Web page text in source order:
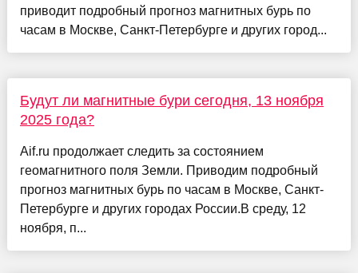
приводит подробный прогноз магнитных бурь по
часам в Москве, Санкт-Петербурге и других город...
Будут ли магнитные бури сегодня, 13 ноября
2025 года?
Aif.ru продолжает следить за состоянием
геомагнитного поля Земли. Приводим подробный
прогноз магнитных бурь по часам в Москве, Санкт-
Петербурге и других городах России.В среду, 12
ноября, п...